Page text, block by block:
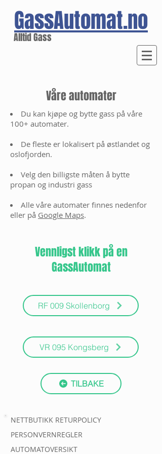
GassAutomat.no
Alltid Gass
Våre automater
Du kan kjøpe og bytte gass på våre
100+ automater.
De fleste er lokalisert på østlandet og
oslofjorden.
Velg den billigste måten å bytte
propan og industri gass
Alle våre automater finnes nedenfor
eller på Google Maps.
Vennligst klikk på en
GassAutomat
RF 009 Skollenborg
VR 095 Kongsberg
TILBAKE
NETTBUTIKK RETURPOLICY
PERSONVERNREGLER
AUTOMATOVERSIKT